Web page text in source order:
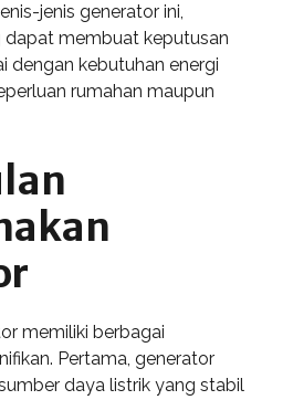
jenis generator ini,
dapat membuat keputusan
dengan kebutuhan energi
rumahan maupun
memiliki berbagai
Pertama, generator
daya listrik yang stabil